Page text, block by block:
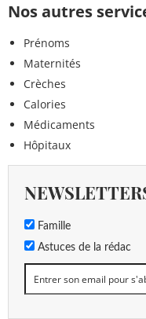
Nos autres
Prénoms
Maternités
Crèches
Calories
Médicaments
Hôpitaux
Famille
Astuces de la rédac